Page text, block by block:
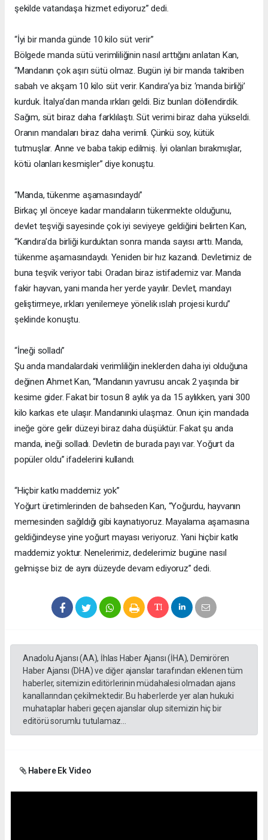
şekilde vatandaşa hizmet ediyoruz” dedi.
“İyi bir manda günde 10 kilo süt verir”
Bölgede manda sütü verimliliğinin nasıl arttığını anlatan Kan,
“Mandanın çok aşırı sütü olmaz. Bugün iyi bir manda takriben
sabah ve akşam 10 kilo süt verir. Kandıra’ya biz ‘manda birliği’
kurduk. İtalya’dan manda ırkları geldi. Biz bunları döllendirdik.
Sağım, süt biraz daha farklılaştı. Süt verimi biraz daha yükseldi.
Oranın mandaları biraz daha verimli. Çünkü soy, kütük
tutmuşlar. Anne ve baba takip edilmiş. İyi olanları bırakmışlar,
kötü olanları kesmişler” diye konuştu.
“Manda, tükenme aşamasındaydı”
Birkaç yıl önceye kadar mandaların tükenmekte olduğunu,
devlet teşviği sayesinde çok iyi seviyeye geldiğini belirten Kan,
“Kandıra’da birliği kurduktan sonra manda sayısı arttı. Manda,
tükenme aşamasındaydı. Yeniden bir hız kazandı. Devletimiz de
buna teşvik veriyor tabi. Oradan biraz istifademiz var. Manda
fakir hayvan, yani manda her yerde yayılır. Devlet, mandayı
geliştirmeye, ırkları yenilemeye yönelik ıslah projesi kurdu”
şeklinde konuştu.
“İneği solladı”
Şu anda mandalardaki verimliliğin ineklerden daha iyi olduğuna
değinen Ahmet Kan, “Mandanın yavrusu ancak 2 yaşında bir
kesime gider. Fakat bir tosun 8 aylık ya da 15 aylıkken, yani 300
kilo karkas ete ulaşır. Mandanınki ulaşmaz. Onun için mandada
ineğe göre gelir düzeyi biraz daha düşüktür. Fakat şu anda
manda, ineği solladı. Devletin de burada payı var. Yoğurt da
popüler oldu” ifadelerini kullandı.
“Hiçbir katkı maddemiz yok”
Yoğurt üretimlerinden de bahseden Kan, “Yoğurdu, hayvanın
memesinden sağıldığı gibi kaynatıyoruz. Mayalama aşamasına
geldiğindeyse yine yoğurt mayası veriyoruz. Yani hiçbir katkı
maddemiz yoktur. Nenelerimiz, dedelerimiz bugüne nasıl
gelmişse biz de aynı düzeyde devam ediyoruz” dedi.
Anadolu Ajansı (AA), İhlas Haber Ajansı (İHA), Demirören
Haber Ajansı (DHA) ve diğer ajanslar tarafından eklenen tüm
haberler, sitemizin editörlerinin müdahalesi olmadan ajans
kanallarından çekilmektedir. Bu haberlerde yer alan hukuki
muhataplar haberi geçen ajanslar olup sitemizin hiç bir
editörü sorumlu tutulamaz...
Habere Ek Video